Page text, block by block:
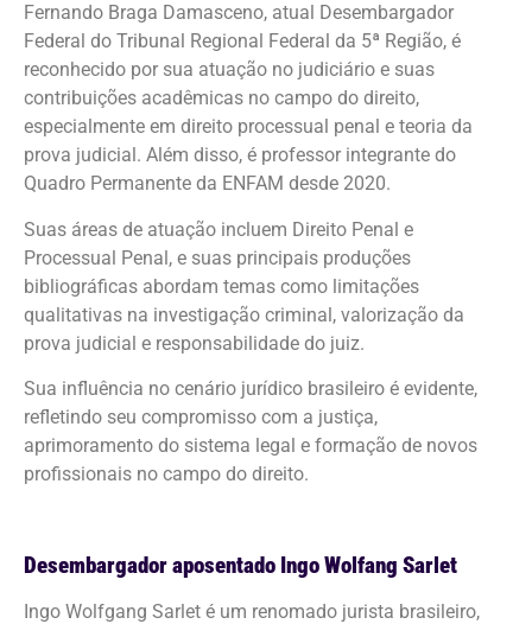
Fernando Braga Damasceno, atual Desembargador
Federal do Tribunal Regional Federal da 5ª Região, é
reconhecido por sua atuação no judiciário e suas
contribuições acadêmicas no campo do direito,
especialmente em direito processual penal e teoria da
prova judicial. Além disso, é professor integrante do
Quadro Permanente da ENFAM desde 2020.
Suas áreas de atuação incluem Direito Penal e
Processual Penal, e suas principais produções
bibliográficas abordam temas como limitações
qualitativas na investigação criminal, valorização da
prova judicial e responsabilidade do juiz.
Sua influência no cenário jurídico brasileiro é evidente,
refletindo seu compromisso com a justiça,
aprimoramento do sistema legal e formação de novos
profissionais no campo do direito.
Desembargador aposentado Ingo Wolfang Sarlet
Ingo Wolfgang Sarlet é um renomado jurista brasileiro,